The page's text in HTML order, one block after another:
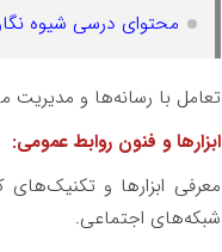
محتوای درسی شیوه
تعامل با رسانه‌ها و مدیریت
ابزارها و فنون روابط عمومی:
معرفی ابزارها و تکنیک‌های
شبکه‌های اجتماعی.